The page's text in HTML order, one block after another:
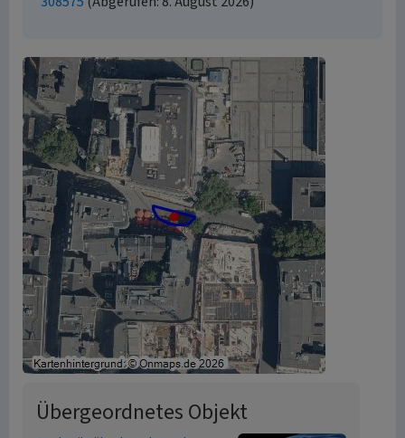
Übergeordnetes Objekt